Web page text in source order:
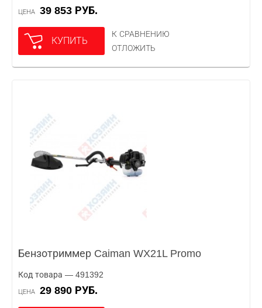
ЦЕНА 39 853 РУБ.
КУПИТЬ
К СРАВНЕНИЮ
ОТЛОЖИТЬ
Бензотриммер Caiman WX21L Promo
Код товара — 491392
ЦЕНА 29 890 РУБ.